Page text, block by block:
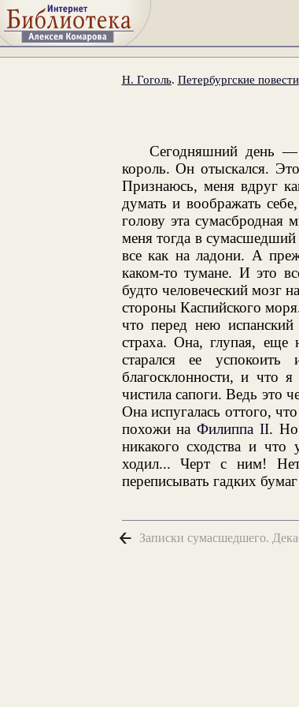
Н. Гоголь. Петербургские повести
Сегодняшний день —
король. Он отыскался.
Признаюсь, меня вдруг
думать и воображать
голову эта сумасбродная
меня тогда в
все как на ладони. А
каком-то тумане. И это
будто человеческий мозг
стороны Каспийского
что перед нею
страха. Она, глупая, еще
старался ее
благосклонности, и что
чистила сапоги. Ведь это
Она испугалась оттого,
похожи наФилиппа II. Но
никакого сходства и
ходил... Черт с ним!
переписывать гадких
Записки сумасшедшего.